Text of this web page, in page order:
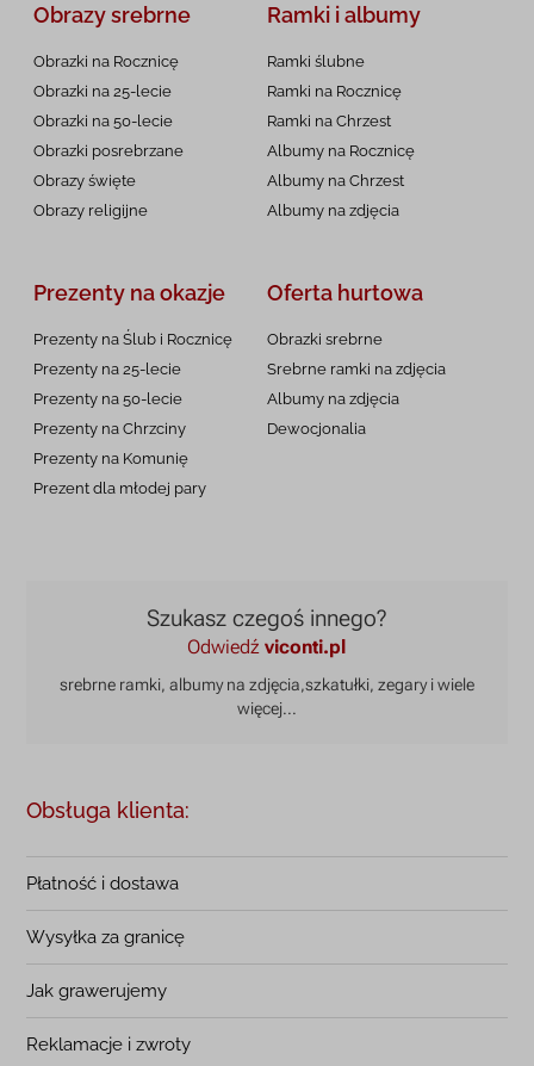
Obrazy srebrne
Obrazki na Rocznicę
Obrazki na 25-lecie
Obrazki na 50-lecie
Obrazki posrebrzane
Obrazy święte
Obrazy religijne
Ramki i albumy
Ramki ślubne
Ramki na Rocznicę
Ramki na Chrzest
Albumy na Rocznicę
Albumy na Chrzest
Albumy na zdjęcia
Prezenty na okazje
Prezenty na Ślub i Rocznicę
Prezenty na 25-lecie
Prezenty na 50-lecie
Prezenty na Chrzciny
Prezenty na Komunię
Prezent dla młodej pary
Oferta hurtowa
Obrazki srebrne
Srebrne ramki na zdjęcia
Albumy na zdjęcia
Dewocjonalia
Szukasz czegoś innego?
Odwiedźviconti.pl
srebrne ramki, albumy na zdjęcia,szkatułki, zegary i wiele
więcej...
Obsługa klienta:
Płatność i dostawa
Wysyłka za granicę
Jak grawerujemy
Reklamacje i zwroty